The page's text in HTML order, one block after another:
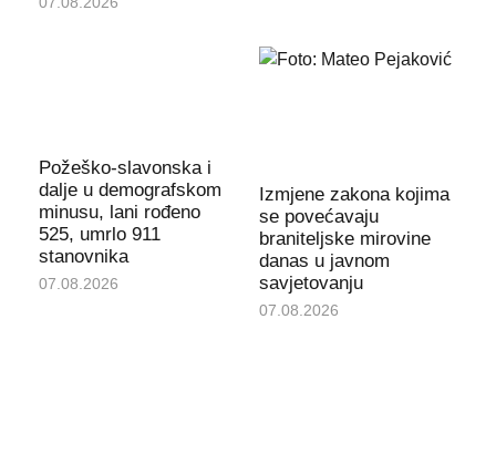
Požeško-slavonska i
dalje u demografskom
minusu, lani rođeno
525, umrlo 911
stanovnika
07.08.2026
Izmjene zakona kojima
se povećavaju
braniteljske mirovine
danas u javnom
savjetovanju
07.08.2026